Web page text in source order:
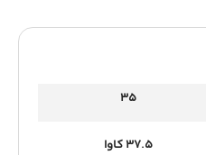
35
37.5 کاوا